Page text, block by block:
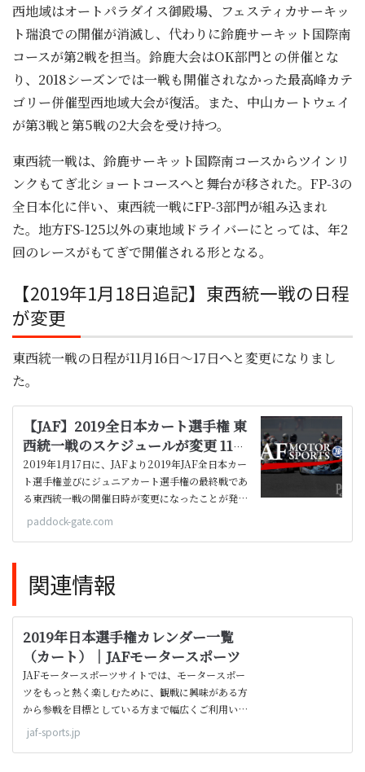
西地域はオートパラダイス御殿場、フェスティカサーキッ
ト瑞浪での開催が消滅し、代わりに鈴鹿サーキット国際南
コースが第2戦を担当。鈴鹿大会はOK部門との併催とな
り、2018シーズンでは一戦も開催されなかった最高峰カテ
ゴリー併催型西地域大会が復活。また、中山カートウェイ
が第3戦と第5戦の2大会を受け持つ。
東西統一戦は、鈴鹿サーキット国際南コースからツインリ
ンクもてぎ北ショートコースへと舞台が移された。FP-3の
全日本化に伴い、東西統一戦にFP-3部門が組み込まれ
た。地方FS-125以外の東地域ドライバーにとっては、年2
回のレースがもてぎで開催される形となる。
【2019年1月18日追記】東西統一戦の日程
が変更
東西統一戦の日程が11月16日～17日へと変更になりまし
た。
【JAF】2019全日本カート選手権 東
西統一戦のスケジュールが変更 11月
16日～17日開催へ | Paddock Gate
2019年1月17日に、JAFより2019年JAF全日本カー
ト選手権並びにジュニアカート選手権の最終戦であ
る東西統一戦の開催日時が変更になったことが発表
されました（公示No.2019-WEBK01）。
paddock-gate.com
関連情報
2019年日本選手権カレンダー一覧
（カート）｜JAFモータースポーツ
JAFモータースポーツサイトでは、モータースポー
ツをもっと熱く楽しむために、観戦に興味がある方
から参戦を目標としている方まで幅広くご利用いた
だけるコンテンツをご用意しております。
jaf-sports.jp